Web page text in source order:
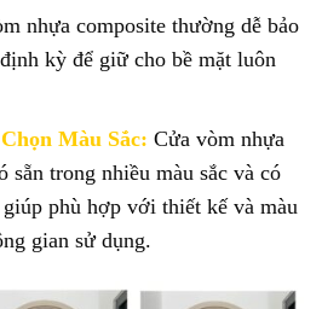
nhựa composite thường dễ bảo
kỳ để giữ cho bề mặt luôn
Màu Sắc: Cửa vòm nhựa
sẵn trong nhiều màu sắc và có
phù hợp với thiết kế và màu
gian sử dụng.